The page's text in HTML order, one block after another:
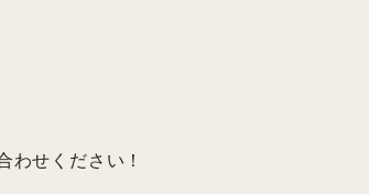
わせください！